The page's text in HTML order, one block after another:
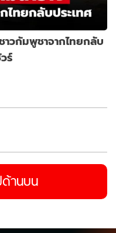
วกัมพูชาจากไทยกลับ
ร์
ด้านบน